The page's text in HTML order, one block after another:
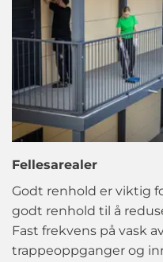
Fellesarealer
Godt renhold er viktig
godt renhold til å
Fast frekvens på vask
trappeoppganger og